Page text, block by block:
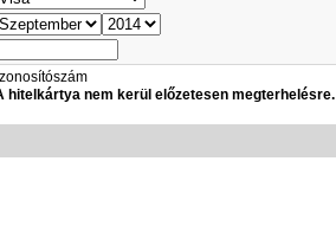
nem kerül előzetesen megterhelésre.